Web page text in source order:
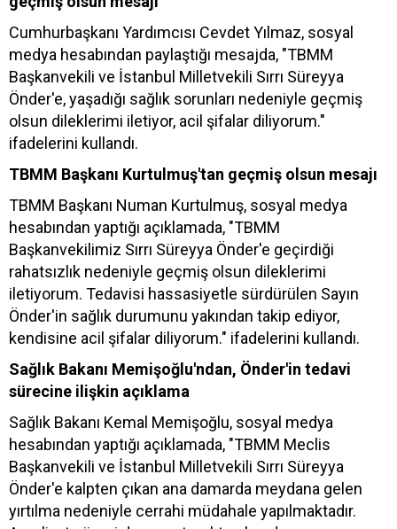
Cumhurbaşkanı Yardımcısı Cevdet Yılmaz, sosyal
medya hesabından paylaştığı mesajda, "TBMM
Başkanvekili ve İstanbul Milletvekili Sırrı Süreyya
Önder'e, yaşadığı sağlık sorunları nedeniyle geçmiş
olsun dileklerimi iletiyor, acil şifalar diliyorum."
ifadelerini kullandı.
TBMM Başkanı Kurtulmuş'tan geçmiş olsun mesajı
TBMM Başkanı Numan Kurtulmuş, sosyal medya
hesabından yaptığı açıklamada, "TBMM
Başkanvekilimiz Sırrı Süreyya Önder'e geçirdiği
rahatsızlık nedeniyle geçmiş olsun dileklerimi
iletiyorum. Tedavisi hassasiyetle sürdürülen Sayın
Önder'in sağlık durumunu yakından takip ediyor,
kendisine acil şifalar diliyorum." ifadelerini kullandı.
Sağlık Bakanı Memişoğlu'ndan, Önder'in tedavi
sürecine ilişkin açıklama
Sağlık Bakanı Kemal Memişoğlu, sosyal medya
hesabından yaptığı açıklamada, "TBMM Meclis
Başkanvekili ve İstanbul Milletvekili Sırrı Süreyya
Önder'e kalpten çıkan ana damarda meydana gelen
yırtılma nedeniyle cerrahi müdahale yapılmaktadır.